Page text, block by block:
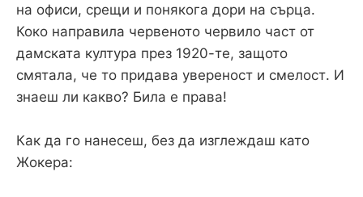
на офиси, срещи и понякога дори на сърца.
Коко направила червеното червило част от
дамската култура през 1920-те, защото
смятала, че то придава увереност и смелост. И
знаеш ли какво? Била е права!
Как да го нанесеш, без да изглеждаш като
Жокера: